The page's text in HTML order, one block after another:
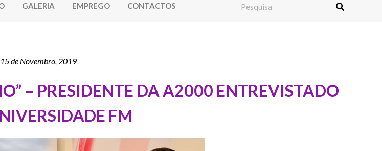
GALERIA EMPREGO CONTACTOS
15 de Novembro, 2019
– PRESIDENTE DA A2000 ENTREVISTADO
FM